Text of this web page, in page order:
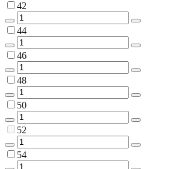
42
44
46
48
50
52
54